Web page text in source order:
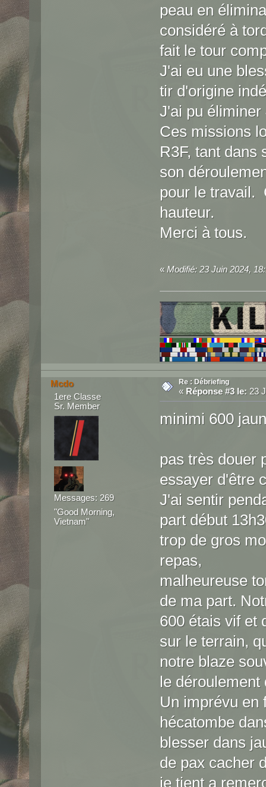
peau en
considéré à
fait le tour
J'ai eu une
tir d'origine
J'ai pu éliminer
Ces missions
R3F, tant dans
son
pour le travail.
hauteur.
Merci à tous.
«Modifié: 23 Juin 2024,
Mcdo
1ere Classe
Sr. Member
Messages: 269
"Good Morning,
Vietnam"
Re : Débriefing
« Réponse #3 le:23
minimi 600
pas très douer
essayer d'être
J'ai sentir
part début
trop de gros
repas,
malheureuse
de ma part.
600 étais vif et
sur le terrain,
notre blaze
le déroulement
Un imprévu en
hécatombe
blesser dans
de pax cacher
je tient a